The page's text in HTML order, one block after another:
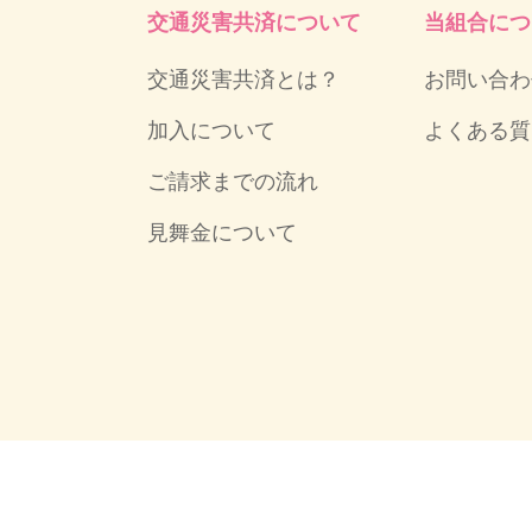
交通災害共済について
交通災害共済とは？
加入について
ご請求までの流れ
見舞金について
当組合に
お問い合
よくある